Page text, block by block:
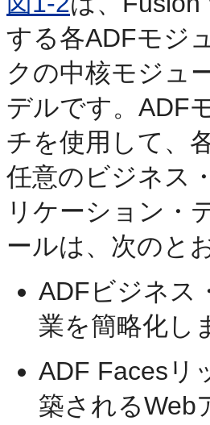
する各ADFモジ
クの中核モジュ
デルです。ADF
チを使用して、
任意のビジネス
リケーション・
ールは、次のと
ADFビジネス
業を簡略化し
ADF Facesリ
築されるWeb